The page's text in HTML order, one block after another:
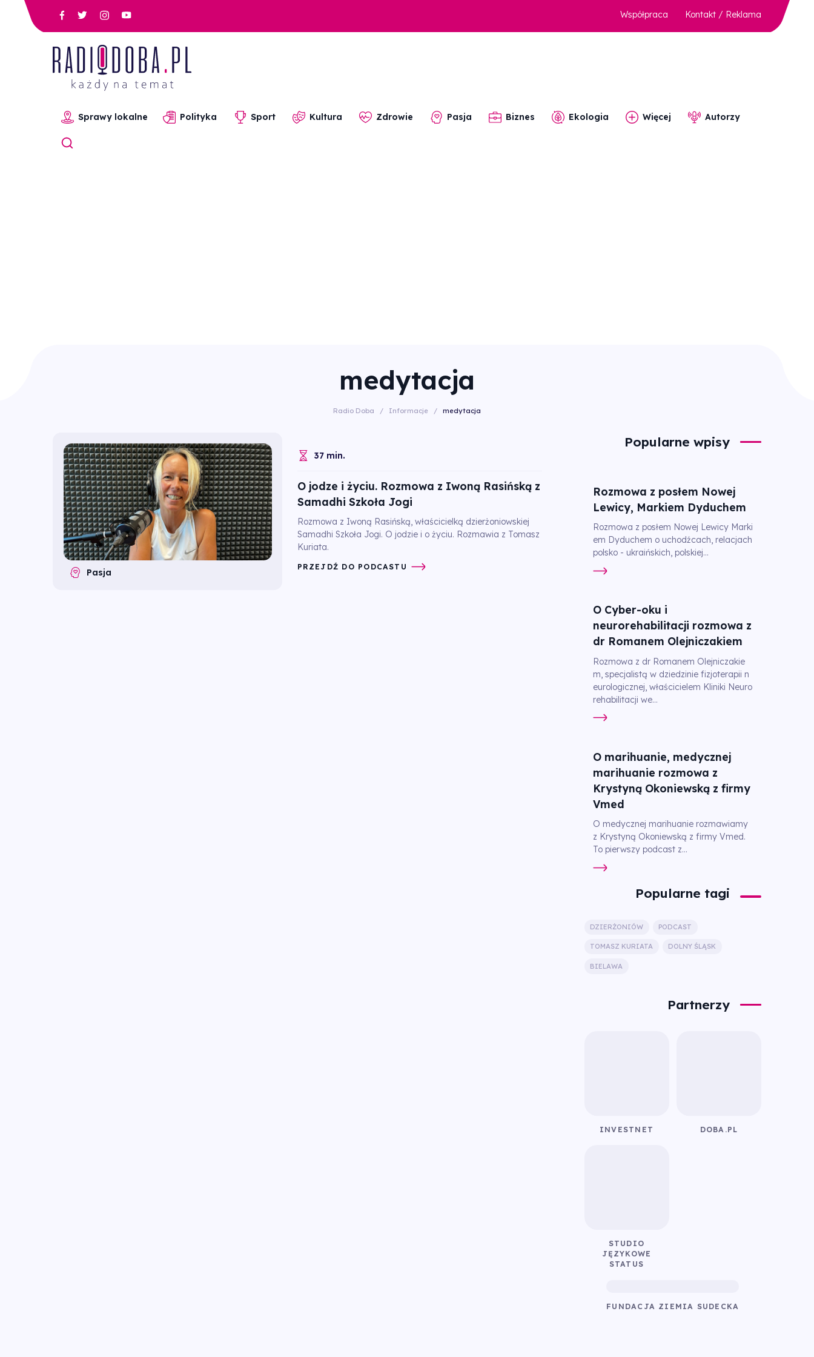
Współpraca Kontakt / Reklama
Sprawy lokalne Polityka Sport Kultura Zdrowie Pasja Biznes Ekologia Więcej Autorzy
medytacja
Radio Doba / Informacje / medytacja
Pasja
37 min.
O jodze i życiu. Rozmowa z Iwoną Rasińską z
Samadhi Szkoła Jogi
Rozmowa z Iwoną Rasińską, właścicielką dzierżoniowskiej
Samadhi Szkoła Jogi. O jodzie i o życiu. Rozmawia z Tomasz
Kuriata.
PRZEJDŹ DO PODCASTU
Popularne wpisy
Rozmowa z posłem Nowej
Lewicy, Markiem Dyduchem
Rozmowa z posłem Nowej Lewicy Marki
em Dyduchem o uchodźcach, relacjach
polsko - ukraińskich, polskiej...
O Cyber-oku i
neurorehabilitacji rozmowa z
dr Romanem Olejniczakiem
Rozmowa z dr Romanem Olejniczakie
m, specjalistą w dziedzinie fizjoterapii n
eurologicznej, właścicielem Kliniki Neuro
rehabilitacji we...
O marihuanie, medycznej
marihuanie rozmowa z
Krystyną Okoniewską z firmy
Vmed
O medycznej marihuanie rozmawiamy
z Krystyną Okoniewską z firmy Vmed.
To pierwszy podcast z...
Popularne tagi
DZIERŻONIÓW PODCAST
TOMASZ KURIATA DOLNY ŚLĄSK
BIELAWA
Partnerzy
INVESTNET DOBA.PL
STUDIO
JĘZYKOWE
STATUS
FUNDACJA ZIEMIA SUDECKA